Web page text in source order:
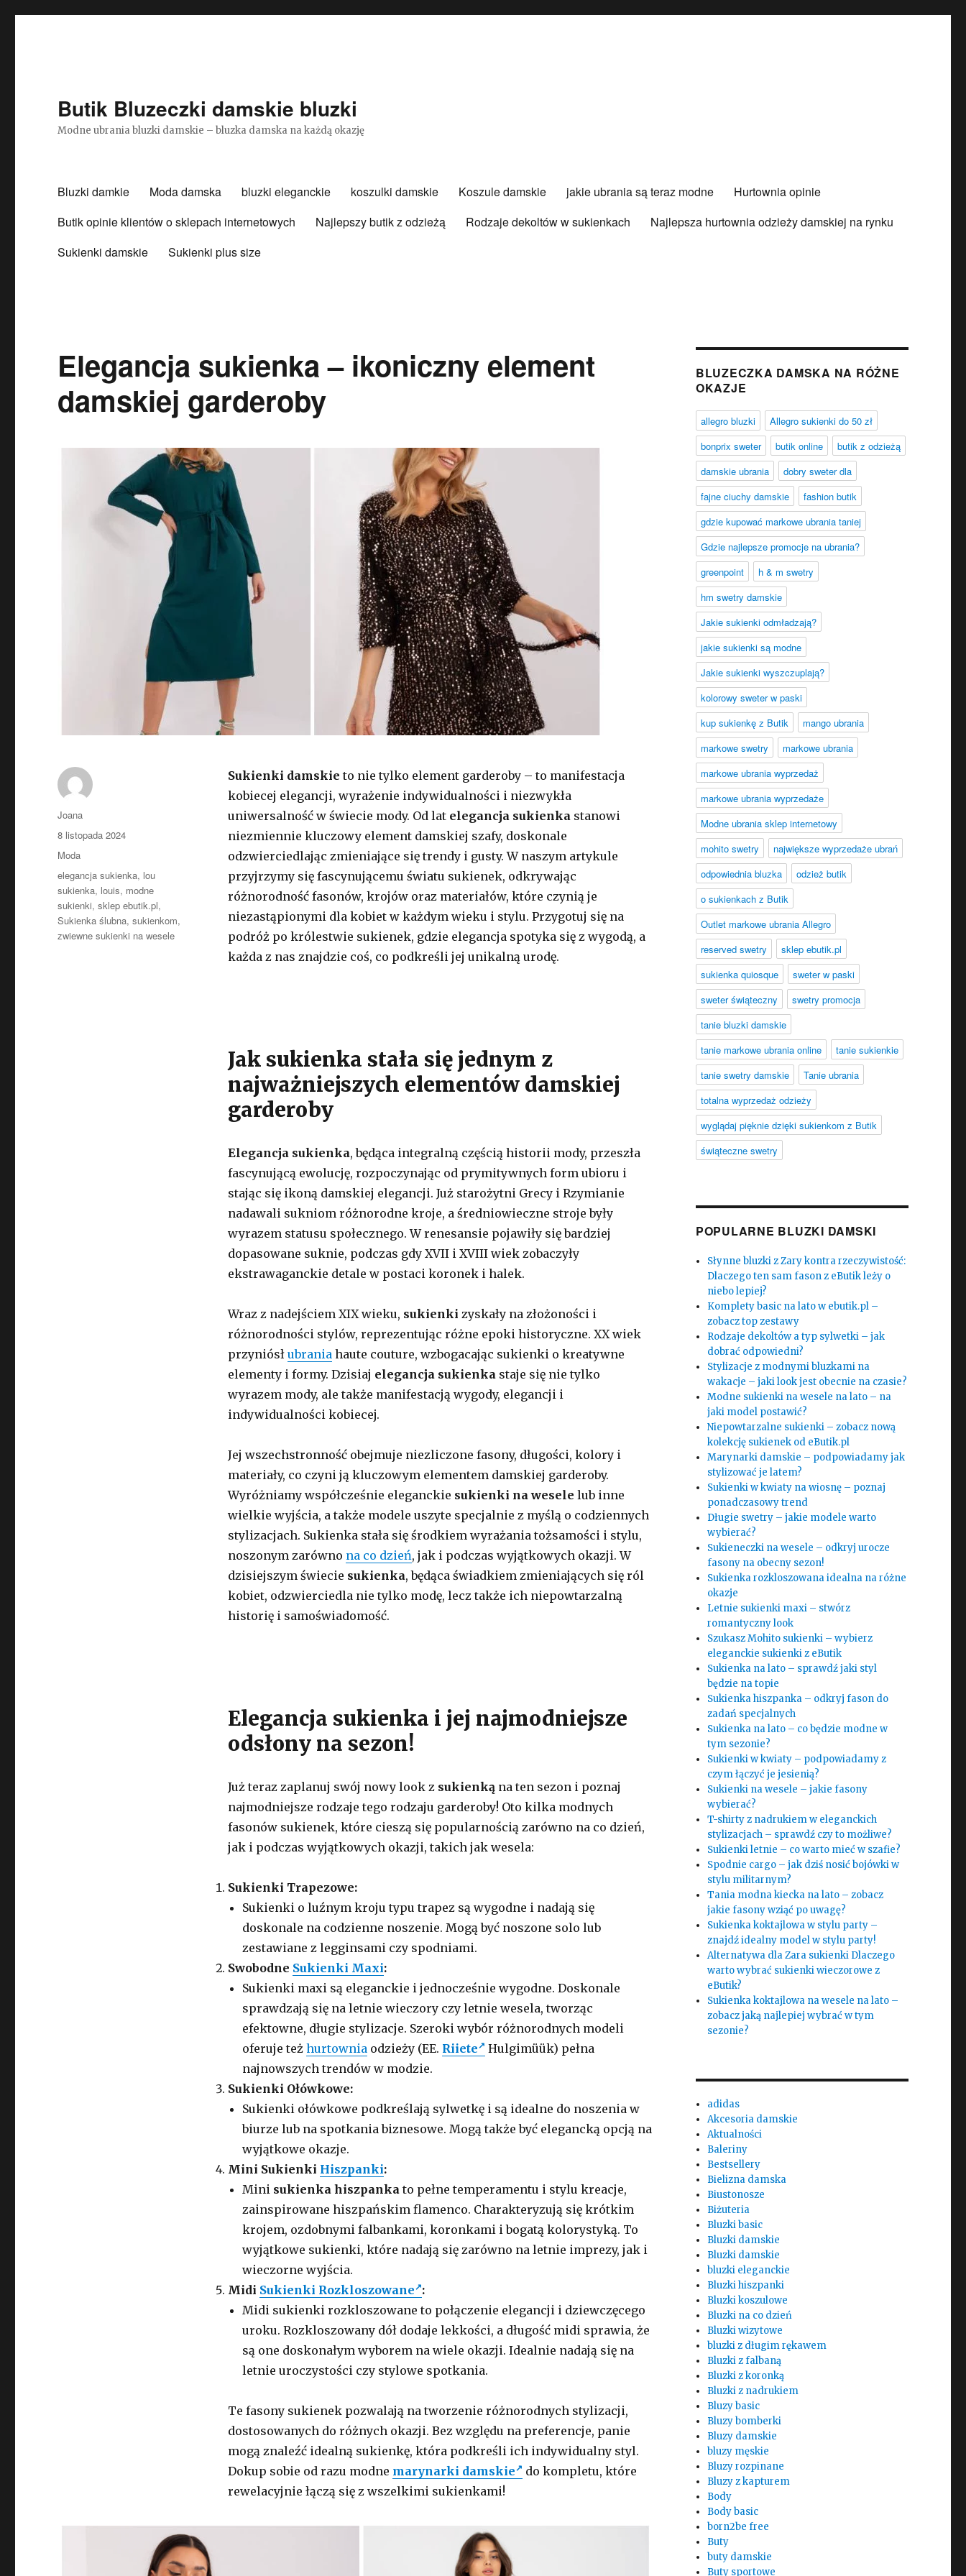
Butik Bluzeczki damskie bluzki
Modne ubrania bluzki damskie – bluzka damska na każdą okazję
Bluzki damkie Moda damska bluzki eleganckie koszulki damskie Koszule damskie jakie ubrania są teraz modne
Hurtownia opinie
Butik opinie klientów o sklepach internetowych
Najlepszy butik z odzieżą Rodzaje dekoltów w sukienkach
Najlepsza hurtownia odzieży damskiej na rynku
Sukienki damskie
Sukienki plus size
Elegancja sukienka – ikoniczny element
damskiej garderoby
Sukienki damskie to nie tylko element garderoby – to manifestacja
kobiecej elegancji, wyrażenie indywidualności i niezwykła
uniwersalność w świecie mody. Od latelegancja sukienkastanowi
niezmiennie kluczowy element damskiej szafy, doskonale
odzwierciedlając zmieniające się trendy i gusty. W naszym artykule
przyjrzymy się fascynującemu światu sukienek, odkrywając
różnorodność fasonów, krojów oraz materiałów, które czynią je
niezastąpionymi dla kobiet w każdym wieku i stylu. Przygotuj się na
podróż po królestwie sukienek, gdzie elegancja spotyka się z wygodą, a
każda z nas znajdzie coś, co podkreśli jej unikalną urodę.
Jak sukienka stała się jednym z
najważniejszych elementów damskiej
garderoby
Elegancja sukienka, będąca integralną częścią historii mody, przeszła
fascynującą ewolucję, rozpoczynając od prymitywnych form ubioru i
stając się ikoną damskiej elegancji. Już starożytni Grecy i Rzymianie
nadawali sukniom różnorodne kroje, a średniowieczne stroje były
wyrazem statusu społecznego. W renesansie pojawiły się bardziej
dopasowane suknie, podczas gdy XVII i XVIII wiek zobaczyły
ekstrawaganckie detale w postaci koronek i halek.
Wraz z nadejściem XIX wieku, sukienki zyskały na złożoności i
różnorodności stylów, reprezentując różne epoki historyczne. XX wiek
przyniósł ubraniahaute couture, wzbogacając sukienki o kreatywne
elementy i formy. Dzisiaj elegancja sukienkastaje się nie tylko
wyrazem mody, ale także manifestacją wygody, elegancji i
indywidualności kobiecej.
Jej wszechstronność obejmuje niezliczone fasony, długości, kolory i
materiały, co czyni ją kluczowym elementem damskiej garderoby.
Wyróżniamy współcześnie eleganckie sukienki na wesele lub inne
wielkie wyjścia, a także modele uszyte specjalnie z myślą o codziennych
stylizacjach. Sukienka stała się środkiem wyrażania tożsamości i stylu,
noszonym zarówno na co dzień, jak i podczas wyjątkowych okazji. W
dzisiejszym świecie sukienka, będąca świadkiem zmieniających się ról
kobiet, odzwierciedla nie tylko modę, lecz także ich niepowtarzalną
historię i samoświadomość.
Elegancja sukienka i jej najmodniejsze
odsłony na sezon!
Już teraz zaplanuj swój nowy look z sukienkąna ten sezon i poznaj
najmodniejsze rodzaje tego rodzaju garderoby! Oto kilka modnych
fasonów sukienek, które cieszą się popularnością zarówno na co dzień,
jak i podczas wyjątkowych okazji, takich jak wesela:
Sukienki Trapezowe:
Sukienki o luźnym kroju typu trapez są wygodne i nadają się
doskonale na codzienne noszenie. Mogą być noszone solo lub
zestawiane z legginsami czy spodniami.
Swobodne Sukienki Maxi:
Sukienki maxi są eleganckie i jednocześnie wygodne. Doskonale
sprawdzają się na letnie wieczory czy letnie wesela, tworząc
efektowne, długie stylizacje. Szeroki wybór różnorodnych modeli
oferuje też hurtowniaodzieży (EE. Riiete
Hulgimüük) pełna
najnowszych trendów w modzie.
Sukienki Ołówkowe:
Sukienki ołówkowe podkreślają sylwetkę i są idealne do noszenia w
biurze lub na spotkania biznesowe. Mogą także być elegancką opcją na
wyjątkowe okazje.
Mini Sukienki Hiszpanki:
Mini sukienka hiszpankato pełne temperamentu i stylu kreacje,
zainspirowane hiszpańskim flamenco. Charakteryzują się krótkim
krojem, ozdobnymi falbankami, koronkami i bogatą kolorystyką. To
wyjątkowe sukienki, które nadają się zarówno na letnie imprezy, jak i
wieczorne wyjścia.
Midi Sukienki Rozkloszowane :
Midi sukienki rozkloszowane to połączenie elegancji i dziewczęcego
uroku. Rozkloszowany dół dodaje lekkości, a długość midi sprawia, że
są one doskonałym wyborem na wiele okazji. Idealnie nadają się na
letnie uroczystości czy stylowe spotkania.
Te fasony sukienek pozwalają na tworzenie różnorodnych stylizacji,
dostosowanych do różnych okazji. Bez względu na preferencje, panie
mogą znaleźć idealną sukienkę, która podkreśli ich indywidualny styl.
Dokup sobie od razu modne marynarki damskie
do kompletu, które
rewelacyjnie łączą się z wszelkimi sukienkami!
Autor
Joana
Opublikowano
8 listopada 2024
Kategorie
Moda
Tagi
elegancja sukienka, lou
sukienka, louis, modne
sukienki,sklep ebutik.pl,
Sukienka ślubna,sukienkom,
zwiewne sukienki na wesele
BLUZECZKA DAMSKA NA RÓŻNE
OKAZJE
allegro bluzki
Allegro sukienki do 50 zł
bonprix sweter
butik online
butik z odzieżą
damskie ubrania
dobry sweter dla
fajne ciuchy damskie
fashion butik
gdzie kupować markowe ubrania taniej
Gdzie najlepsze promocje na ubrania?
greenpoint
h & m swetry
hm swetry damskie
Jakie sukienki odmładzają?
jakie sukienki są modne
Jakie sukienki wyszczuplają?
kolorowy sweter w paski
kup sukienkę z Butik
mango ubrania
markowe swetry
markowe ubrania
markowe ubrania wyprzedaż
markowe ubrania wyprzedaże
Modne ubrania sklep internetowy
mohito swetry
największe wyprzedaże ubrań
odpowiednia bluzka
odzież butik
o sukienkach z Butik
Outlet markowe ubrania Allegro
reserved swetry
sklep ebutik.pl
sukienka quiosque
sweter w paski
sweter świąteczny
swetry promocja
tanie bluzki damskie
tanie markowe ubrania online
tanie sukienkie
tanie swetry damskie
Tanie ubrania
totalna wyprzedaż odzieży
wyglądaj pięknie dzięki sukienkom z Butik
świąteczne swetry
POPULARNE BLUZKI DAMSKI
Słynne bluzki z Zary kontra rzeczywistość:
Dlaczego ten sam fason z eButik leży o
niebo lepiej?
Komplety basic na lato w ebutik.pl –
zobacz top zestawy
Rodzaje dekoltów a typ sylwetki – jak
dobrać odpowiedni?
Stylizacje z modnymi bluzkami na
wakacje – jaki look jest obecnie na czasie?
Modne sukienki na wesele na lato – na
jaki model postawić?
Niepowtarzalne sukienki – zobacz nową
kolekcję sukienek od eButik.pl
Marynarki damskie – podpowiadamy jak
stylizować je latem?
Sukienki w kwiaty na wiosnę – poznaj
ponadczasowy trend
Długie swetry – jakie modele warto
wybierać?
Sukieneczki na wesele – odkryj urocze
fasony na obecny sezon!
Sukienka rozkloszowana idealna na różne
okazje
Letnie sukienki maxi – stwórz
romantyczny look
Szukasz Mohito sukienki – wybierz
eleganckie sukienki z eButik
Sukienka na lato – sprawdź jaki styl
będzie na topie
Sukienka hiszpanka – odkryj fason do
zadań specjalnych
Sukienka na lato – co będzie modne w
tym sezonie?
Sukienki w kwiaty – podpowiadamy z
czym łączyć je jesienią?
Sukienki na wesele – jakie fasony
wybierać?
T-shirty z nadrukiem w eleganckich
stylizacjach – sprawdź czy to możliwe?
Sukienki letnie – co warto mieć w szafie?
Spodnie cargo – jak dziś nosić bojówki w
stylu militarnym?
Tania modna kiecka na lato – zobacz
jakie fasony wziąć po uwagę?
Sukienka koktajlowa w stylu party –
znajdź idealny model w stylu party!
Alternatywa dla Zara sukienki Dlaczego
warto wybrać sukienki wieczorowe z
eButik?
Sukienka koktajlowa na wesele na lato –
zobacz jaką najlepiej wybrać w tym
sezonie?
adidas
Akcesoria damskie
Aktualności
Baleriny
Bestsellery
Bielizna damska
Biustonosze
Biżuteria
Bluzki basic
Bluzki damskie
Bluzki damskie
bluzki eleganckie
Bluzki hiszpanki
Bluzki koszulowe
Bluzki na co dzień
Bluzki wizytowe
bluzki z długim rękawem
Bluzki z falbaną
Bluzki z koronką
Bluzki z nadrukiem
Bluzy basic
Bluzy bomberki
Bluzy damskie
bluzy męskie
Bluzy rozpinane
Bluzy z kapturem
Body
Body basic
born2be free
Buty
buty damskie
Buty sportowe